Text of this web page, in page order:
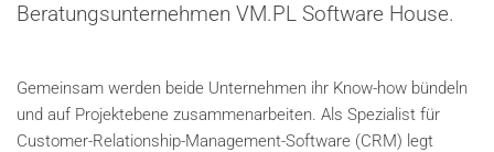
Beratungsunternehmen VM.PL Software House.
Gemeinsam werden beide Unternehmen ihr Know-how bündeln
und auf Projektebene zusammenarbeiten. Als Spezialist für
Customer-Relationship-Management-Software (CRM) legt